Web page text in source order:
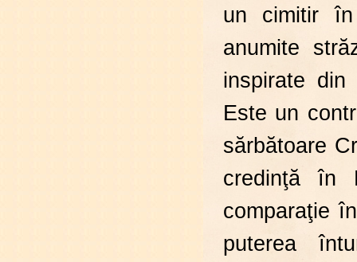
un cimitir
anumite
inspirate
Este un
sărbătoare
credinţă în
comparaţie
puterea